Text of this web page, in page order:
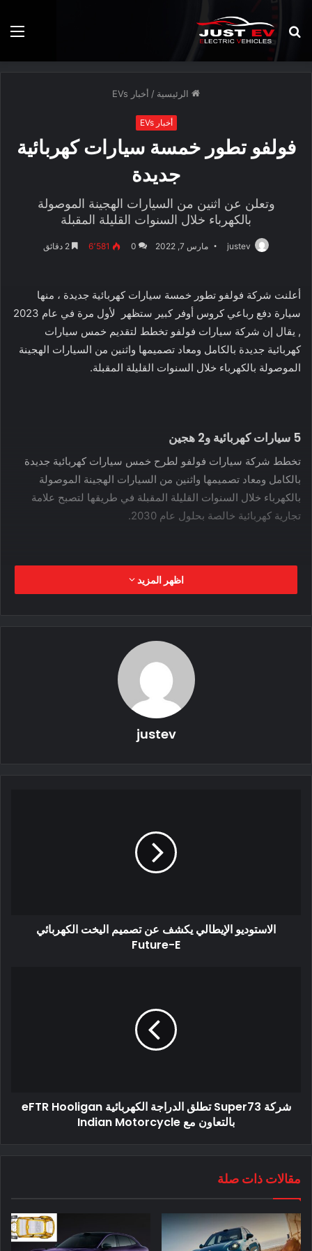
بحث
عن
الرئيسية / أخبار EVs
أخبار EVs
فولفو تطور خمسة سيارات كهربائية
جديدة
وتعلن عن اثنين من السيارات الهجينة الموصولة
بالكهرباء خلال السنوات القليلة المقبلة
justev مارس 7, 2022 0 6٬581
أعلنت شركة فولفو تطور خمسة سيارات كهربائية جديدة ، منها
سيارة دفع رباعي كروس أوفر كبير ستظهر لأول مرة في عام 2023
, يقال إن شركة سيارات فولفو تخطط لتقديم خمس سيارات
كهربائية جديدة بالكامل ومعاد تصميمها واثنين من السيارات الهجينة
الموصولة بالكهرباء خلال السنوات القليلة المقبلة.
5 سيارات كهربائية و2 هجين
تخطط شركة سيارات فولفو لطرح خمس سيارات كهربائية جديدة
بالكامل ومعاد تصميمها واثنين من السيارات الهجينة الموصولة
بالكهرباء خلال السنوات القليلة المقبلة في طريقها لتصبح علامة
تجارية كهربائية خالصة بحلول عام 2030.
جميع أنحاء أمريكا الشمالية والجنوبية. أخبرتهم فولفو أيضًا كيف
تخطط لاستخدام الكهرباء بالكامل بحلول نهاية العقد.
السيارات الخمس القادمة التي تعمل بالبطارية تشمل سيارة دفع
رباعي كروسًا كبيرًا وصغيرًا وسيارة سيدان ونموذجين رياضيين
الكامل مع ثلاثة صفوف من المقاعد وإشارات التصميم من مفهوم
إعادة شحن فولفو. تتوقع فولفو بيع حوالي 20000 وحدة من هذا
اظهر المزيد
justev
الاستوديو الإيطالي يكشف عن تصميم اليخت الكهربائي
Future-E
شركة Super73 تطلق الدراجة الكهربائية eFTR Hooligan
بالتعاون مع Indian Motorcycle
مقالات ذات صلة